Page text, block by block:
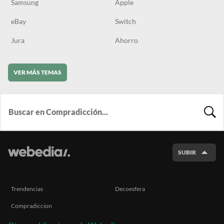
Samsung Apple
eBay Switch
Jura Ahorro
VER MÁS TEMAS
SUBIR
Trendencias Decoesfera
Compradiccion